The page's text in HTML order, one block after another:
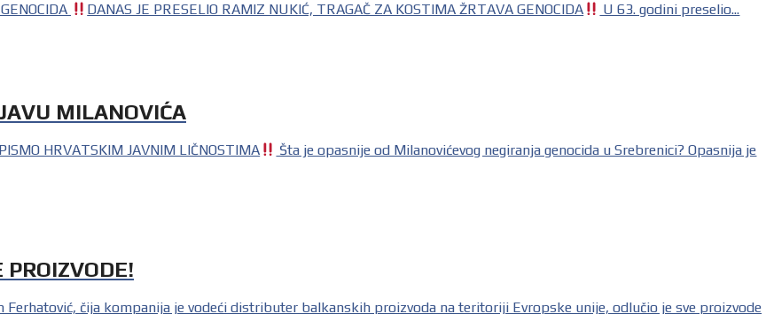
DANAS JE PRESELIO RAMIZ NUKIĆ, TRAGAČ ZA KOSTIMA ŽRTAVA GENOCIDA U 63. godini preselio...
MILANOVIĆA
PISMO HRVATSKIM JAVNIM LIČNOSTIMA
Šta je opasnije od Milanovićevog negiranja genocida u Srebrenici? Opasnija je
PROIZVODE!
Ferhatović, čija kompanija je vodeći distributer balkanskih proizvoda na teritoriji Evropske unije, odlučio je sve proizvode